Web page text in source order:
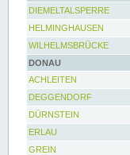
DIEMELTALSPERRE
HELMINGHAUSEN
WILHELMSBRÜCKE
DONAU
ACHLEITEN
DEGGENDORF
DÜRNSTEIN
ERLAU
GREIN